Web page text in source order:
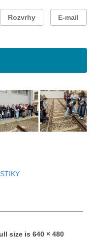
Rozvrhy E-mail
size is640 × 480